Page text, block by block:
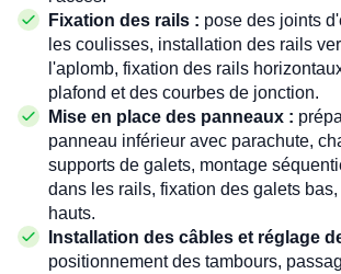
Fixation des rails : pose des joints
les coulisses, installation des rails
l'aplomb, fixation des rails
plafond et des courbes de jonction.
Mise en place des panneaux :
panneau inférieur avec parachute,
supports de galets, montage
dans les rails, fixation des galets
hauts.
Installation des câbles et réglage
positionnement des tambours,